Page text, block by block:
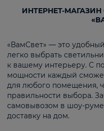
ИНТЕРНЕТ-
«ВамСвет» — это
легко выбрать
к вашему интерьеру. С
мощности каждый
для любого помещения,
правильности выбора.
самовывозом в шоу-руме
доставку на дом.